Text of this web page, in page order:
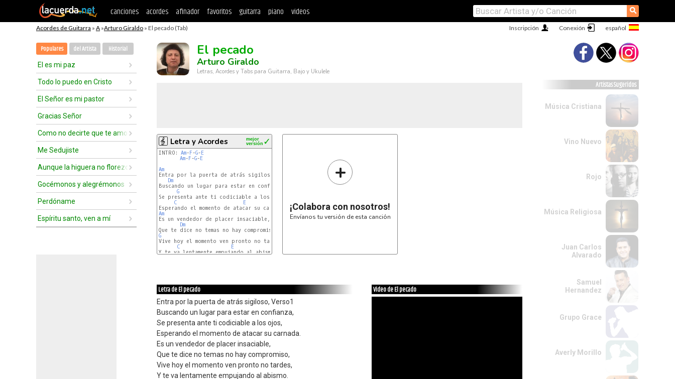
canciones acordes afinador favoritos guitarra piano videos ⚲
Acordes de Guitarra » A »Arturo Giraldo » El pecado (Tab) Conexión
Inscripción
Populares del Artista Historial
El es mi paz
Todo lo puedo en Cristo
El Señor es mi pastor
Gracias Señor
Como no decirte que te amo
Me Sedujiste
Aunque la higuera no florezca
Gocémonos y alegrémonos
Perdóname
Espíritu santo, ven a mí
El pecado
Arturo Giraldo
Letras, Acordes y Tabs para Guitarra, Bajo y Ukulele
Letra y Acordes ✓
mejor
versión
INTRO: Am-F-G-E
Am-F-G-E
Am
Dm
Buscando un lugar para estar en confianza,
G
Se presenta ante ti codiciable a los ojos,
C
E
Am
Dm
G
C
E
Y te va lentamente empujando al abismo.
+
¡Colabora con nosotros!
Envíanos tu versión de esta canción
Letra de El pecado
Entra por la puerta de atrás sigiloso, Verso1
Buscando un lugar para estar en confianza,
Se presenta ante ti codiciable a los ojos,
Esperando el momento de atacar su carnada.
Es un vendedor de placer insaciable,
Que te dice no temas no hay compromiso,
Vive hoy el momento ven pronto no tardes,
Y te va lentamente empujando al abismo.
Video de El pecado
Artistas Sugeridos
Música Cristiana
Vino Nuevo
Rojo
Música Religiosa
Juan Carlos
Alvarado
Samuel
Hernandez
Grupo Grace
Averly Morillo